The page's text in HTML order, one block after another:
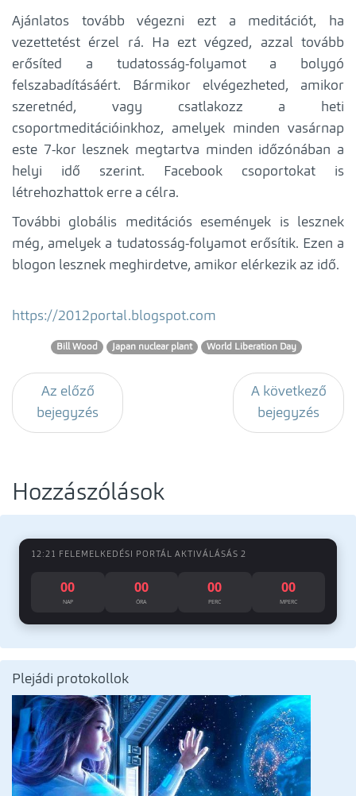
Ajánlatos tovább végezni ezt a meditációt, ha
vezettetést érzel rá. Ha ezt végzed, azzal tovább
erősíted a tudatosság-folyamot a bolygó
felszabadításáért. Bármikor elvégezheted, amikor
szeretnéd, vagy csatlakozz a heti
csoportmeditációinkhoz, amelyek minden vasárnap
este 7-kor lesznek megtartva minden időzónában a
helyi idő szerint. Facebook csoportokat is
létrehozhattok erre a célra.
További globális meditációs események is lesznek
még, amelyek a tudatosság-folyamot erősítik. Ezen a
blogon lesznek meghirdetve, amikor elérkezik az idő.
https://2012portal.blogspot.com
Bill Wood Japan nuclear plant World Liberation Day
Az előző
bejegyzés
A következő
bejegyzés
Hozzászólások
12:21 FELEMELKEDÉSI PORTÁL AKTIVÁLÁSÁS 2
00
NAP
00
ÓRA
00
PERC
00
MPERC
Plejádi protokollok